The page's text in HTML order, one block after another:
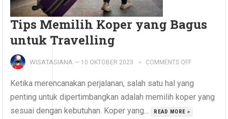
Tips Memilih Koper yang Bagus
untuk Travelling
WISATASIANA — 10 OKTOBER 2023 COMMENTS OFF
Ketika merencanakan perjalanan, salah satu hal yang
penting untuk dipertimbangkan adalah memilih koper yang
sesuai dengan kebutuhan. Koper yang...
READ MORE »